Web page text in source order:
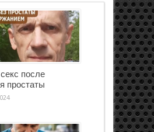
после
простаты